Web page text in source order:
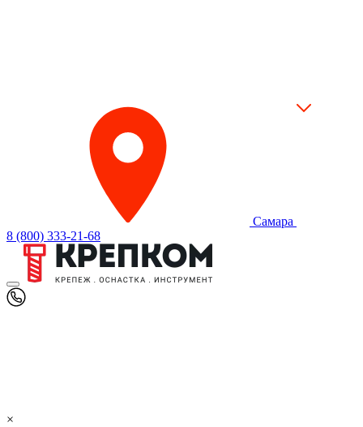
Самара
8 (800) 333-21-68
×